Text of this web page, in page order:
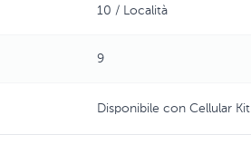
10 / Località
9
Disponibile con Cellular Kit